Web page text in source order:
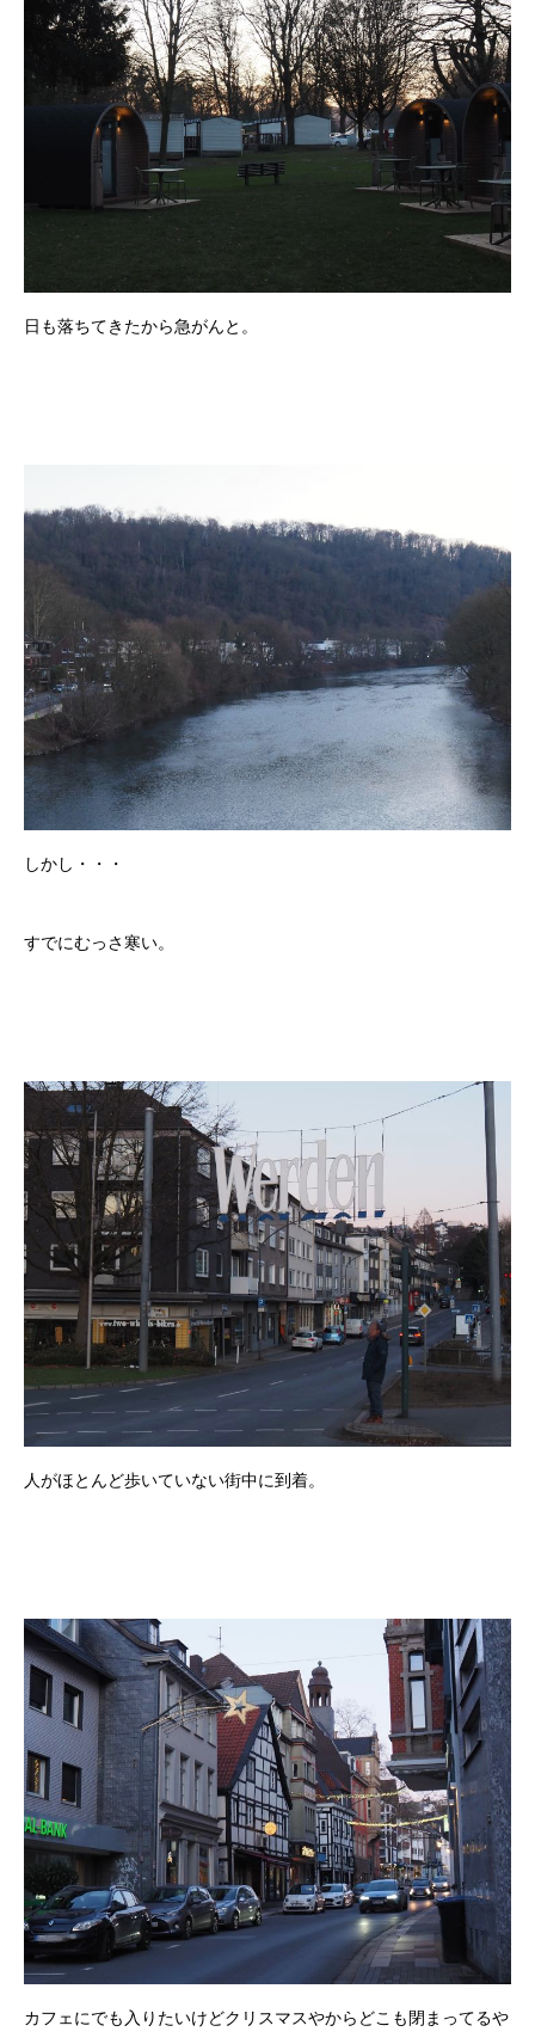
日も落ちてきたから急がんと。
しかし・・・
すでにむっさ寒い。
人がほとんど歩いていない街中に到着。
カフェにでも入りたいけどクリスマスやからどこも閉まってるや